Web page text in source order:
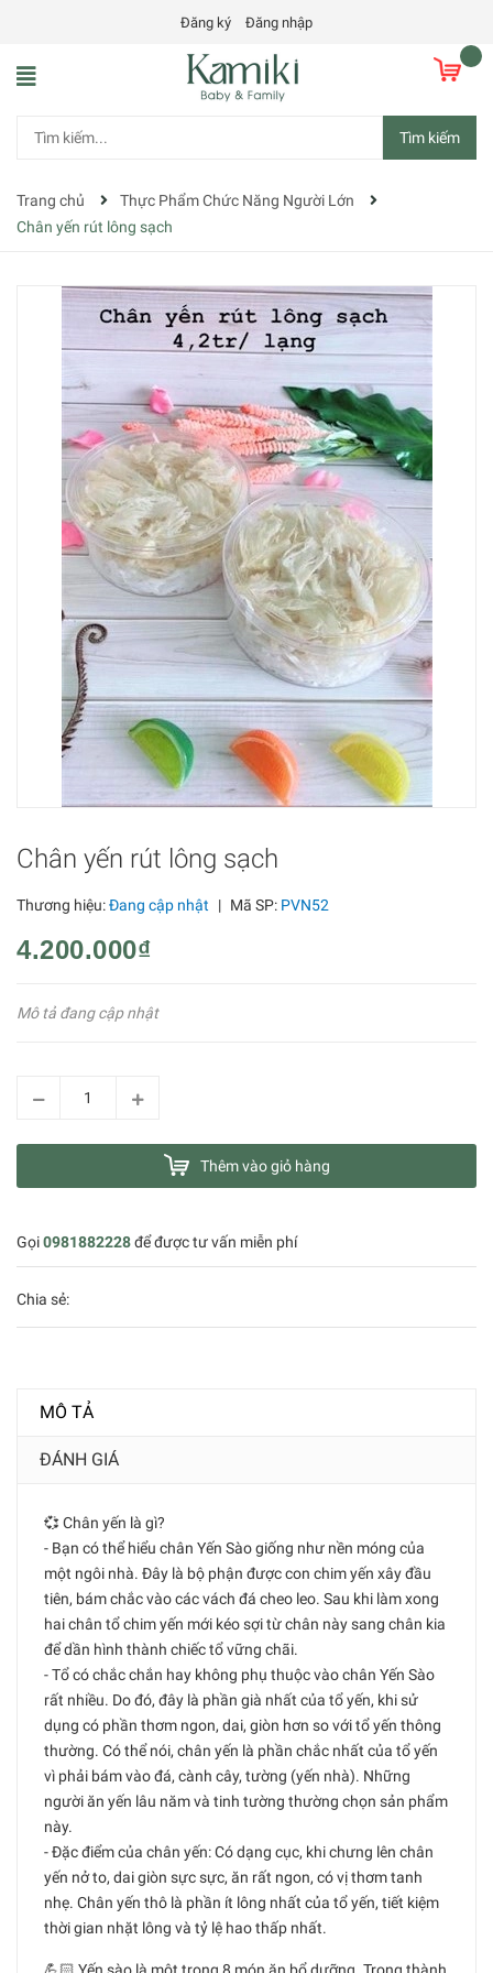
Đăng ký Đăng nhập
Tìm kiếm
Trang chủ
Thực Phẩm Chức Năng Người Lớn
Chân yến rút lông sạch
Chân yến rút lông sạch
Thương hiệu:Đang cập nhật | Mã SP: PVN52
4.200.000₫
Mô tả đang cập nhật
Thêm vào giỏ hàng
Gọi0981882228để được tư vấn miễn phí
Chia sẻ:
MÔ TẢ
ĐÁNH GIÁ
💞 Chân yến là gì?
- Bạn có thể hiểu chân Yến Sào giống như nền móng của
một ngôi nhà. Đây là bộ phận được con chim yến xây đầu
tiên, bám chắc vào các vách đá cheo leo. Sau khi làm xong
hai chân tổ chim yến mới kéo sợi từ chân này sang chân kia
để dần hình thành chiếc tổ vững chãi.
- Tổ có chắc chắn hay không phụ thuộc vào chân Yến Sào
rất nhiều. Do đó, đây là phần già nhất của tổ yến, khi sử
dụng có phần thơm ngon, dai, giòn hơn so với tổ yến thông
thường. Có thể nói, chân yến là phần chắc nhất của tổ yến
vì phải bám vào đá, cành cây, tường (yến nhà). Những
người ăn yến lâu năm và tinh tường thường chọn sản phẩm
này.
- Đặc điểm của chân yến: Có dạng cục, khi chưng lên chân
yến nở to, dai giòn sực sực, ăn rất ngon, có vị thơm tanh
nhẹ. Chân yến thô là phần ít lông nhất của tổ yến, tiết kiệm
thời gian nhặt lông và tỷ lệ hao thấp nhất.